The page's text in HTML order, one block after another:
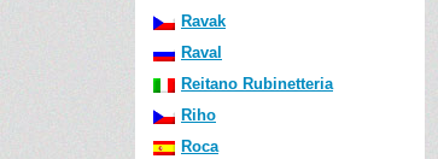
Ravak
Raval
Reitano Rubinetteria
Riho
Roca